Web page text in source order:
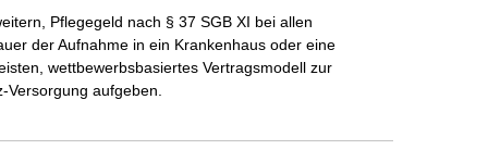
Pflegegeld nach § 37 SGB XI bei allen
der Aufnahme in ein Krankenhaus oder eine
wettbewerbsbasiertes Vertragsmodell zur
aufgeben.